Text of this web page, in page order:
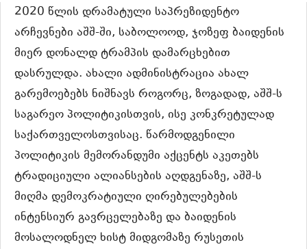
2020 წლის დრამატული საპრეზიდენტო
არჩევნები აშშ-ში, საბოლოოდ, ჯოზეფ ბაიდენის
მიერ დონალდ ტრამპის დამარცხებით
დასრულდა. ახალი ადმინისტრაცია ახალ
გარემოებებს ნიშნავს როგორც, ზოგადად, აშშ-ს
საგარეო პოლიტიკისთვის, ისე კონკრეტულად
საქართველოსთვისაც. წარმოდგენილი
პოლიტიკის მემორანდუმი აქცენტს აკეთებს
ტრადიციული ალიანსების აღდგენაზე, აშშ-ს
მიღმა დემოკრატიული ღირებულებების
ინტენსიურ გავრცელებაზე და ბაიდენის
მოსალოდნელ ხისტ მიდგომაზე რუსეთის